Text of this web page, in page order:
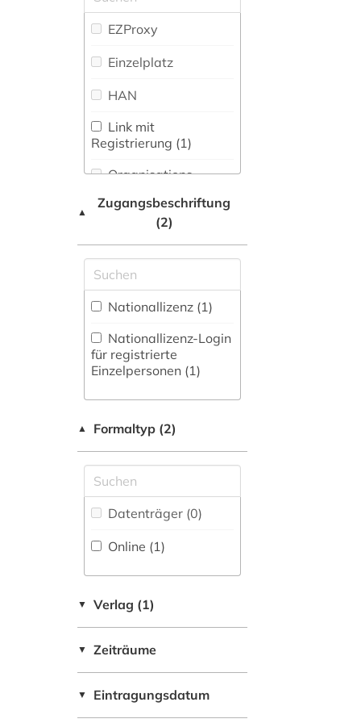
Maschinenbau (0)
Kommunikationswissenschaften,
Medizin (0)
Militärwissenschaft
Mittelalterstudien
Musikwissenschaft
(0)
Natur- und
Umweltschutz (0)
Orient- und
Asienwissenschaften
(0)
Pädagogik (1)
Philosophie (0)
Physik (0)
(0)
Rheinland (NRW) (0)
Romanistik (0)
Slavistik (0)
Zeitungs-,
Zeitschriftenbibliographie
(0
EZProxy
Einzelplatz
HAN
Link mit
Registrierung (1)
Organisations-
Shibboleth
Zugriff vor Ort
▲
Zugangsbeschriftung
(2)
Nationallizenz (1)
Nationallizenz-Login
für registrierte
Einzelpersonen (1)
▲ Formaltyp (2)
Datenträger (0)
Online (1)
▼ Verlag (1)
▼ Zeiträume
▼ Eintragungsdatum